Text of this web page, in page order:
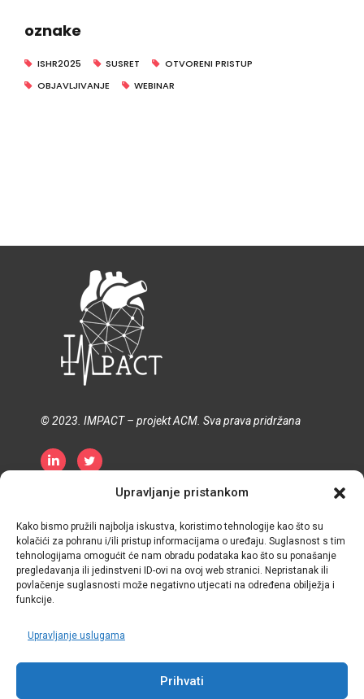
Upravljanje pristankom
Kako bismo pružili najbolja iskustva, koristimo tehnologije kao što su
kolačići za pohranu i/ili pristup informacijama o uređaju. Suglasnost s tim
tehnologijama omogućit će nam obradu podataka kao što su ponašanje
pregledavanja ili jedinstveni ID-ovi na ovoj web stranici. Nepristanak ili
povlačenje suglasnosti može negativno utjecati na određena obilježja i
funkcije.
Upravljanje uslugama
Prihvati
oznake
ISHR2025 SUSRET
OTVORENI PRISTUP
OBJAVLJIVANJE
WEBINAR
© 2023. IMPACT – projekt ACM. Sva prava pridržana
Pravila o zaštiti privatnosti
Pravila o kolačićima